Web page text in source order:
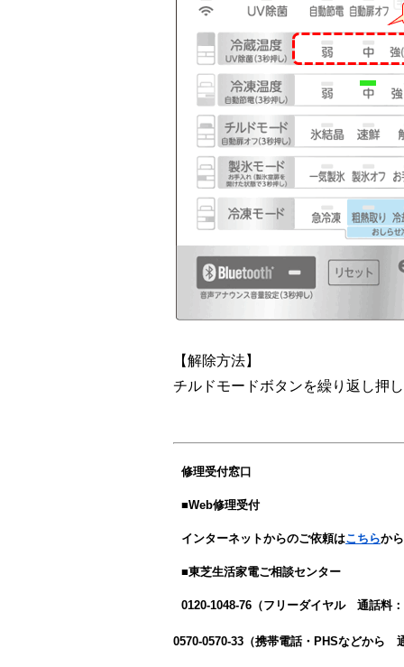
【解除方法】
チルドモードボタンを繰り返し押
修理受付窓口
■Web修理受付
インターネットからのご依頼はこちらか
■東芝生活家電ご相談センター
0120-1048-76（フリーダイヤル 通話料
0570-0570-33 （携帯電話・PHSなどから